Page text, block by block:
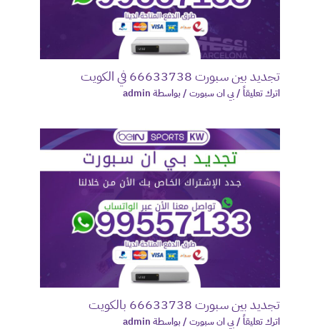
تجديد بين سبورت 66633738 في الكويت
اترك تعليقاً /بي ان سبورت / بواسطة admin
تجديد بين سبورت 66633738 بالكويت
اترك تعليقاً /بي ان سبورت / بواسطة admin